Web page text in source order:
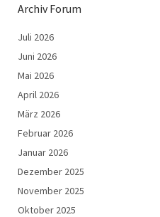
Archiv Forum
Juli 2026
Juni 2026
Mai 2026
April 2026
März 2026
Februar 2026
Januar 2026
Dezember 2025
November 2025
Oktober 2025